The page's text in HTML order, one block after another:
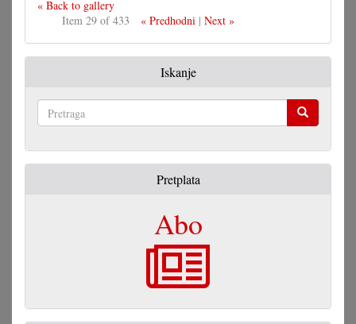
« Back to gallery
Item 29 of 433
« Predhodni| Next »
Iskanje
Pretplata
Abo